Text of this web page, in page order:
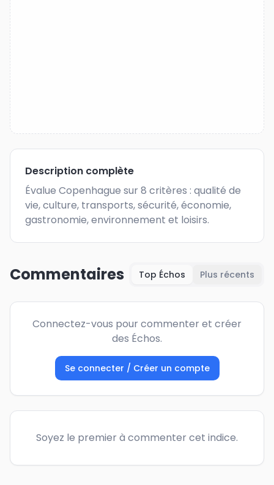
Description complète
Évalue Copenhague sur 8 critères : qualité de
vie, culture, transports, sécurité, économie,
gastronomie, environnement et loisirs.
Commentaires Top Échos Plus récents
Connectez-vous pour commenter et créer
des Échos.
Se connecter / Créer un compte
Soyez le premier à commenter cet indice.